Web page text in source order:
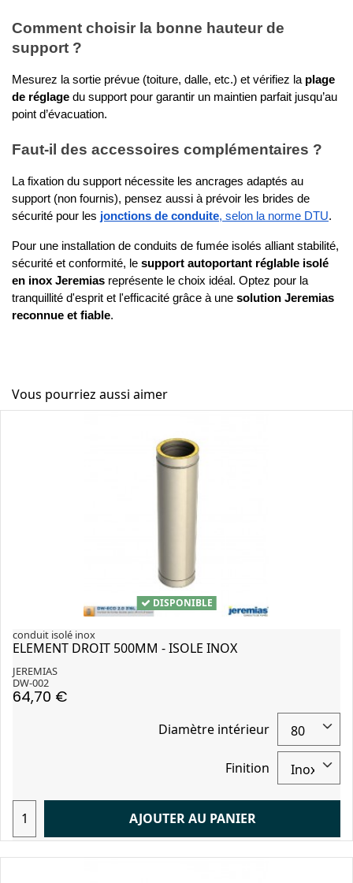
Comment choisir la bonne hauteur de
support ?
Mesurez la sortie prévue (toiture, dalle, etc.) et vérifiez la plage
de réglage du support pour garantir un maintien parfait jusqu’au
point d’évacuation.
Faut-il des accessoires complémentaires ?
La fixation du support nécessite les ancrages adaptés au
support (non fournis), pensez aussi à prévoir les brides de
sécurité pour les jonctions de conduite, selon la norme DTU.
Pour une installation de conduits de fumée isolés alliant stabilité,
sécurité et conformité, le support autoportant réglable isolé
en inox Jeremias représente le choix idéal. Optez pour la
tranquillité d'esprit et l'efficacité grâce à une solution Jeremias
reconnue et fiable.
Vous pourriez aussi aimer
DISPONIBLE
conduit isolé inox
ELEMENT DROIT 500MM - ISOLE INOX
JEREMIAS
DW-002
64,70 €
Diamètre intérieur
Finition
AJOUTER AU PANIER